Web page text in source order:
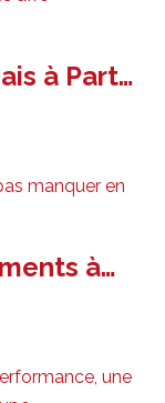
à Part…
à…